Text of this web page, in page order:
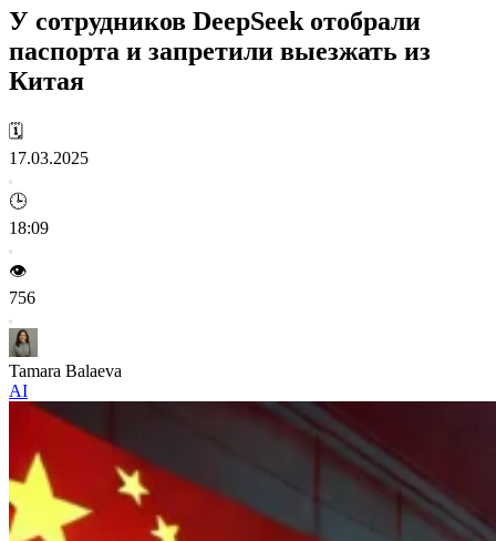
У сотрудников DeepSeek отобрали
паспорта и запретили выезжать из
Китая
🗓️
17.03.2025
🕒
18:09
👁️
756
Tamara Balaeva
AI